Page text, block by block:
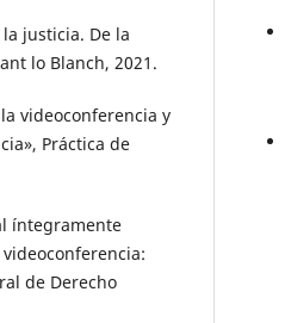
la justicia. De la
lo Blanch, 2021.
videoconferencia y
Práctica de
íntegramente
de Derecho